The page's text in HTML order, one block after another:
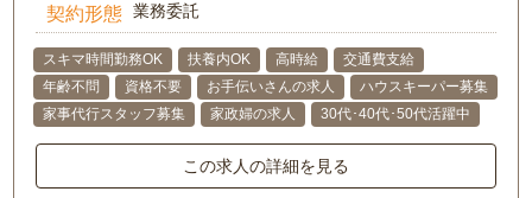
契約形態 業務委託
スキマ時間勤務OK 扶養内OK 高時給
交通費支給
年齢不問
資格不要 お手伝いさんの求人
ハウスキーパー募集
家事代行スタッフ募集
家政婦の求人 30代･40代･50代活躍中
この求人の詳細を見る